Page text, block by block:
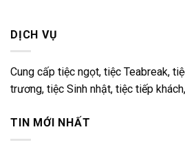
DỊCH VỤ
Cung cấp tiệc ngọt, tiệc Teabreak,
trương, tiệc Sinh nhật, tiệc tiếp
TIN MỚI NHẤT